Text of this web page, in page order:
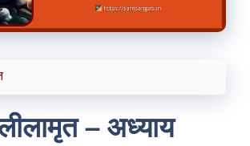
– अध्याय